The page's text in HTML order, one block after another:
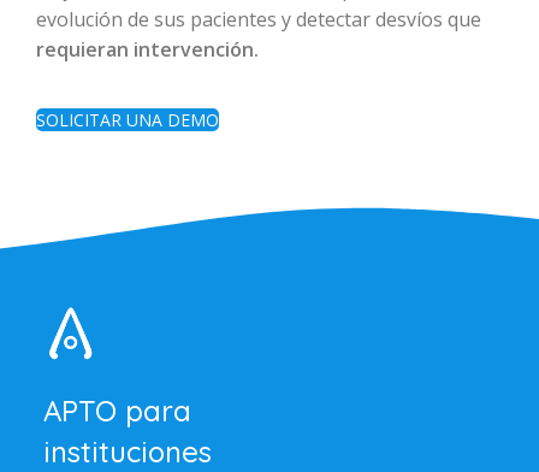
evolución de sus pacientes y detectar desvíos que
requieran intervención.
SOLICITAR UNA DEMO
APTO para
instituciones